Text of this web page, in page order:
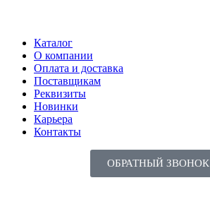
Каталог
О компании
Оплата и доставка
Поставщикам
Реквизиты
Новинки
Карьера
Контакты
ОБРАТНЫЙ ЗВОНОК